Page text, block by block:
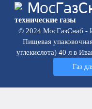
Мос
технические газы
© 2024 МосГазСнаб -
Пищевая
углекислота) 40 л в
Газ